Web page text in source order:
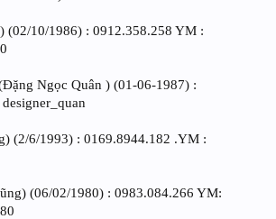
(02/10/1986) : 0912.358.258 YM :
Ngọc Quân ) (01-06-1987) :
(2/6/1993) : 0169.8944.182 .YM :
(06/02/1980) : 0983.084.266 YM: